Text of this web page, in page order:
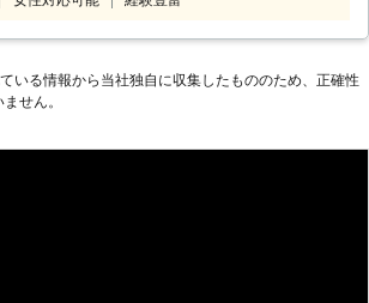
任せください。当店は大阪市淀川区に
事のお手伝いをいたしますので、お気
物代行（献立も一緒に考えます） 病
いる情報から当社独⾃に収集したもののため、正確性
せん。